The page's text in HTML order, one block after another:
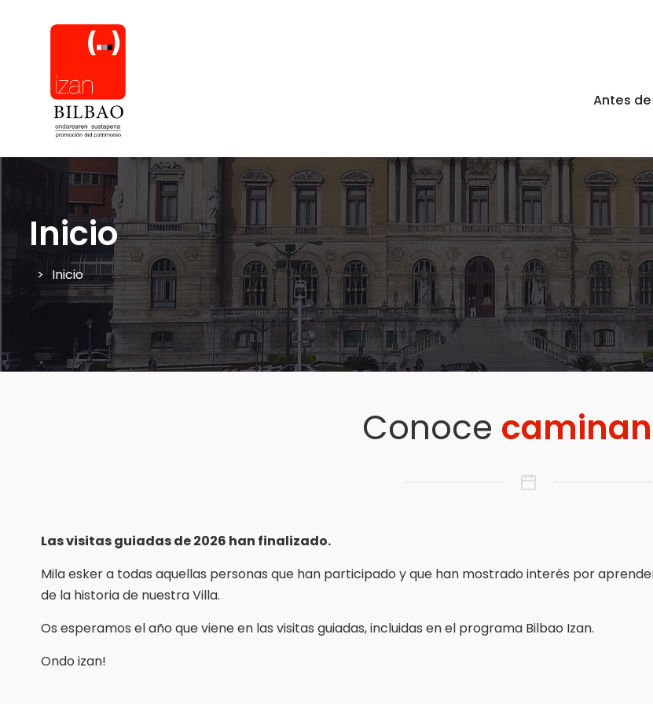
Antes
Inicio
Inicio
Conoce
Las visitas guiadas de 2026 han finalizado.
Mila esker a todas aquellas personas que han participado y que han mostrado interés por
de la historia de nuestra Villa.
Os esperamos el año que viene en las visitas guiadas, incluidas en el programa Bilbao Izan.
Ondo izan!